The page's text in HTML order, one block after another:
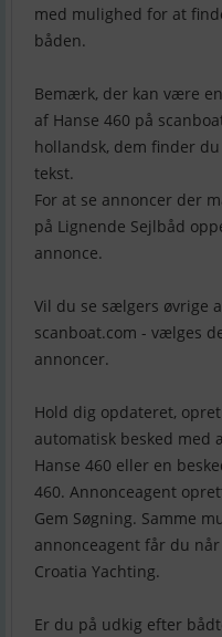
med mulighed for at
båden.
Bemærk, der kan være
af Hanse 460 på
hollandsk, dem finder
tekst.
For at se annoncer der
på Lignende Sejlbåd
annonce.
Vil du se sælgers øvrige
scanboat.com - vælges
annoncer.
Hold dig opdateret,
automatisk besked
Hanse 460 eller en
460. Annonceagent
Gem Søgning. Samme
annonceagent får du
Croatia Yachting.
Er du på udkig efter